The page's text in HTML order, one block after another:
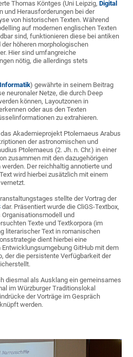
Thomas Köntges (Uni Leipzig,Digital
und Herausforderungen bei der
von historischen Texten. Während
auf modernen englischen Texten
sind, funktionieren diese bei antiken
höheren morphologischen
Hier sind umfangreiche
nötig, die allerdings stets
Informatik) gewährte in seinem Beitrag
neuronaler Netze, die durch Deep
können, Layoutzonen in
oder aus den Texten
zu extrahieren.
Akademieprojekt Ptolemaeus Arabus
der astronomischen und
Ptolemaeus (2. Jh. n. Chr.) in einer
zusammen mit den dazugehörigen
Der reichhaltig annotierte und
wird hierbei zusätzlich mit einem
stellte der Vortrag der
dar. Präsentiert wurde die CliGS-Textbox,
und
Texte und Textkorpora (im
literarischer Text in romanischen
dient hierbei eine
GitHub mit dem
der die persistente Verfügbarkeit der
diesmal als Ausklang ein gemeinsames
im Würzburger Traditionslokal
der Vorträge im Gespräch
werden.